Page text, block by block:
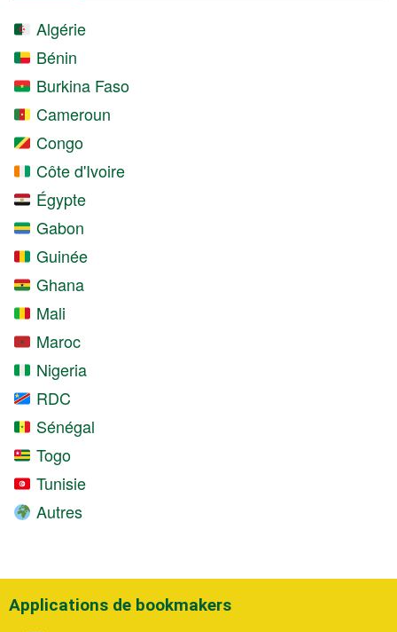
Algérie
Bénin
Burkina Faso
Cameroun
Congo
Côte d'Ivoire
Égypte
Gabon
Guinée
Ghana
Mali
Maroc
Nigeria
RDC
Sénégal
Togo
Tunisie
Autres
Applications de bookmakers